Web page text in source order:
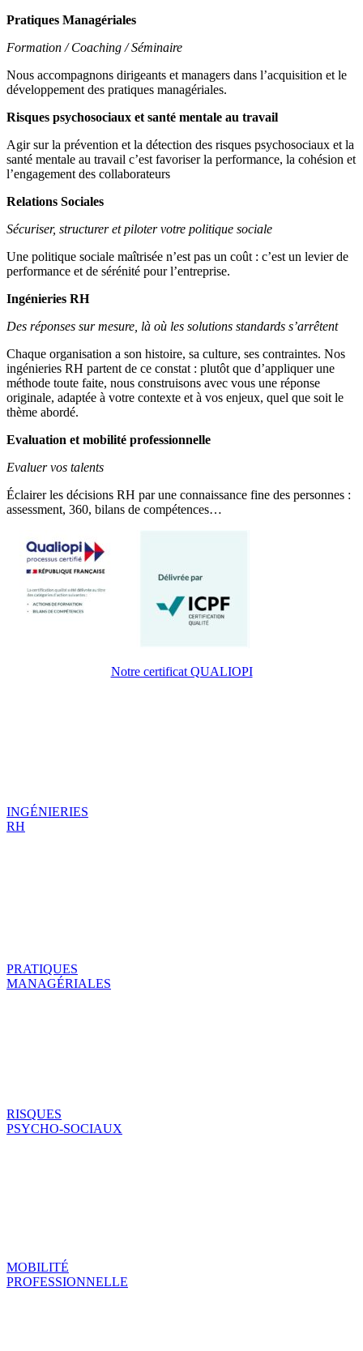
Pratiques Managériales
Formation / Coaching / Séminaire
Nous accompagnons dirigeants et managers dans l’acquisition et le
développement des pratiques managériales.
Risques psychosociaux et santé mentale au travail
Agir sur la prévention et la détection des risques psychosociaux et la
santé mentale au travail c’est favoriser la performance, la cohésion et
l’engagement des collaborateurs
Relations Sociales
Sécuriser, structurer et piloter votre politique sociale
Une politique sociale maîtrisée n’est pas un coût : c’est un levier de
performance et de sérénité pour l’entreprise.
Ingénieries RH
Des réponses sur mesure, là où les solutions standards s’arrêtent
Chaque organisation a son histoire, sa culture, ses contraintes. Nos
ingénieries RH partent de ce constat : plutôt que d’appliquer une
méthode toute faite, nous construisons avec vous une réponse
originale, adaptée à votre contexte et à vos enjeux, quel que soit le
thème abordé.
Evaluation et mobilité professionnelle
Evaluer vos talents
Éclairer les décisions RH par une connaissance fine des personnes :
assessment, 360, bilans de compétences…
Notre certificat QUALIOPI
INGÉNIERIES
RH
PRATIQUES
MANAGÉRIALES
RISQUES
PSYCHO-SOCIAUX
MOBILITÉ
PROFESSIONNELLE